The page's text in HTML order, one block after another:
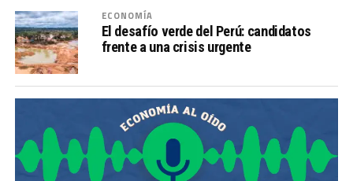
ECONOMÍA
El desafío verde del Perú: candidatos
frente a una crisis urgente